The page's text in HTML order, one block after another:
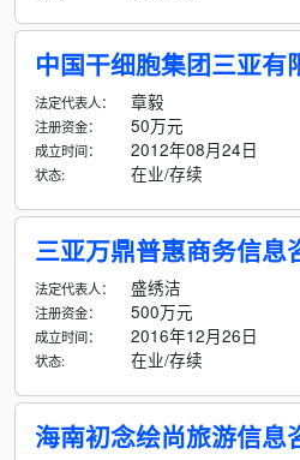
中国干细胞集团三亚有
法定代表人： 章毅
注册资金： 50万元
成立时间： 2012年08月24日
状态: 在业/存续
三亚万鼎普惠商务信息
法定代表人： 盛绣洁
注册资金： 500万元
成立时间： 2016年12月26日
状态: 在业/存续
海南初念绘尚旅游信息